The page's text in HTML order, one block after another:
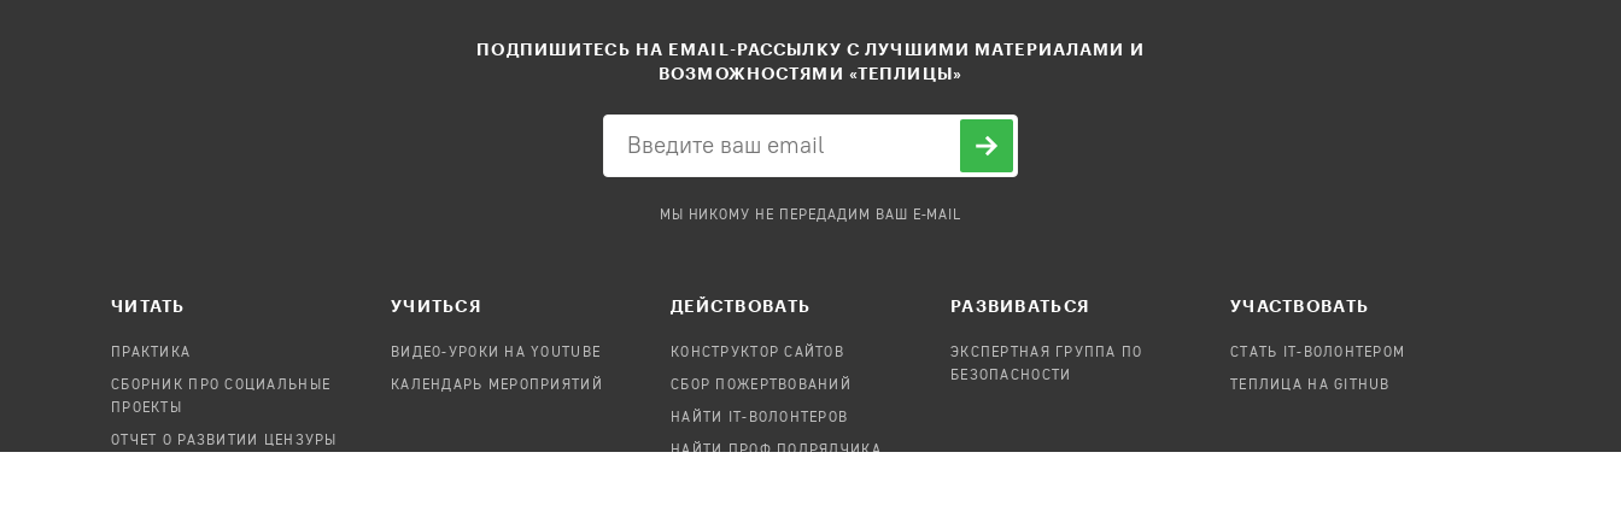
ПОДПИШИТЕСЬ НА EMAIL-РАССЫЛКУ С ЛУЧШИМИ МАТЕРИАЛАМИ И
ВОЗМОЖНОСТЯМИ «ТЕПЛИЦЫ»
МЫ НИКОМУ НЕ ПЕРЕДАДИМ ВАШ E-MAIL
ЧИТАТЬ
ПРАКТИКА
СБОРНИК ПРО СОЦИАЛЬНЫЕ
ПРОЕКТЫ
ОТЧЕТ О РАЗВИТИИ ЦЕНЗУРЫ
УЧИТЬСЯ
ВИДЕО-УРОКИ НА YOUTUBE
КАЛЕНДАРЬ МЕРОПРИЯТИЙ
ДЕЙСТВОВАТЬ
КОНСТРУКТОР САЙТОВ
СБОР ПОЖЕРТВОВАНИЙ
НАЙТИ IT-ВОЛОНТЕРОВ
НАЙТИ ПРОФ.ПОДРЯДЧИКА
РАЗВИВАТЬСЯ
ЭКСПЕРТНАЯ ГРУППА ПО
БЕЗОПАСНОСТИ
УЧАСТВОВАТЬ
СТАТЬ IT-ВОЛОНТЕРОМ
ТЕПЛИЦА НА GITHUB